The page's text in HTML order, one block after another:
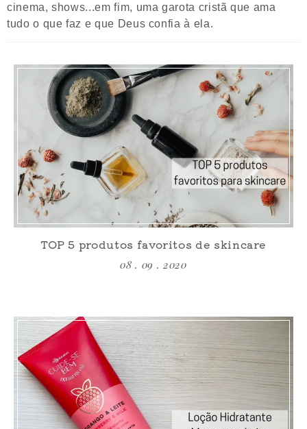
cinema, shows...em fim, uma garota cristã que ama
tudo o que faz e que Deus confia à ela.
TOP 5 produtos favoritos de skincare
08 . 09 . 2020